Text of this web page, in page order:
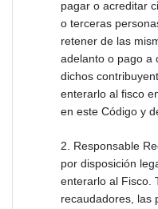
pagar o acreditar
o terceras
retener de las
adelanto o pago a
dichos
enterarlo al fisco
en este Código y
2. Responsable
por disposición
enterarlo al Fisco.
recaudadores, las